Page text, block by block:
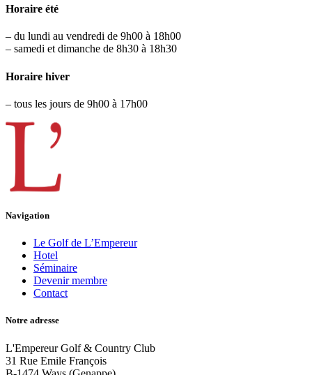
Horaire été
– du lundi au vendredi de 9h00 à 18h00
– samedi et dimanche de 8h30 à 18h30
Horaire hiver
– tous les jours de 9h00 à 17h00
Navigation
Le Golf de L’Empereur
Hotel
Séminaire
Devenir membre
Contact
Notre adresse
L'Empereur Golf & Country Club
31 Rue Emile François